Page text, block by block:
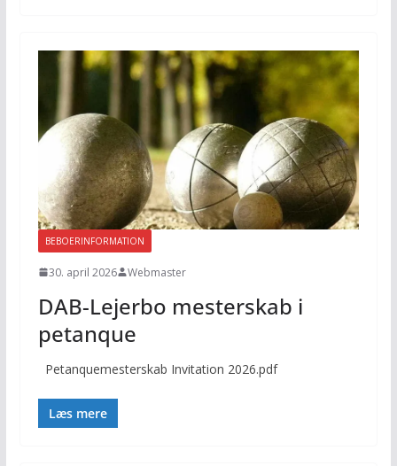
BEBOERINFORMATION
30. april 2026 Webmaster
DAB-Lejerbo mesterskab i
petanque
Petanquemesterskab Invitation 2026.pdf
Læs mere